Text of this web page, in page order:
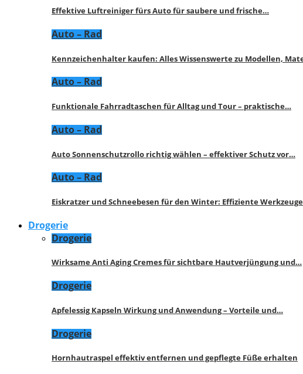
Effektive Luftreiniger fürs Auto für saubere und frische…
Auto – Rad
Kennzeichenhalter kaufen: Alles Wissenswerte zu Modellen,
Auto – Rad
Funktionale Fahrradtaschen für Alltag und Tour – praktische…
Auto – Rad
Auto Sonnenschutzrollo richtig wählen – effektiver Schutz vor…
Auto – Rad
Eiskratzer und Schneebesen für den Winter: Effiziente
Drogerie
Drogerie
Wirksame Anti Aging Cremes für sichtbare Hautverjüngung und…
Drogerie
Apfelessig Kapseln Wirkung und Anwendung – Vorteile und…
Drogerie
Hornhautraspel effektiv entfernen und gepflegte Füße erhalten